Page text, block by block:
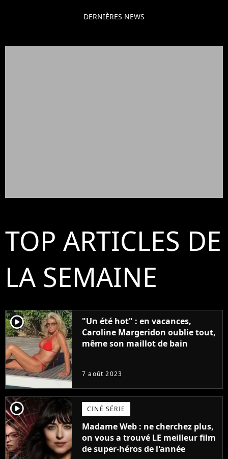
DERNIÈRES NEWS
TOP ARTICLES DE
LA SEMAINE
player2
"Un été hot" : en vacances,
Caroline Margeridon oublie tout,
même son maillot de bain
7 août 2023
player2 CINÉ SÉRIE
Madame Web : ne cherchez plus,
on vous a trouvé LE meilleur film
de super-héros de l'année